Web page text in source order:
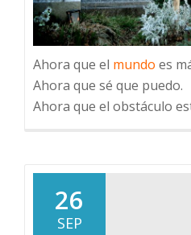
Ahora que el mundo es
Ahora que sé que puedo.
Ahora que el obstáculo
26
SEP